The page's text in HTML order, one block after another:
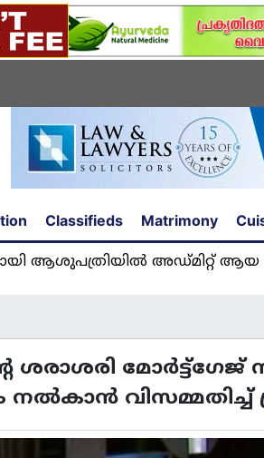
Classifieds Matrimony
അഡ്മിറ്റ് ആയ
മോർട്ട്ഗേജ്
വിസമ്മതിച്ച്‌